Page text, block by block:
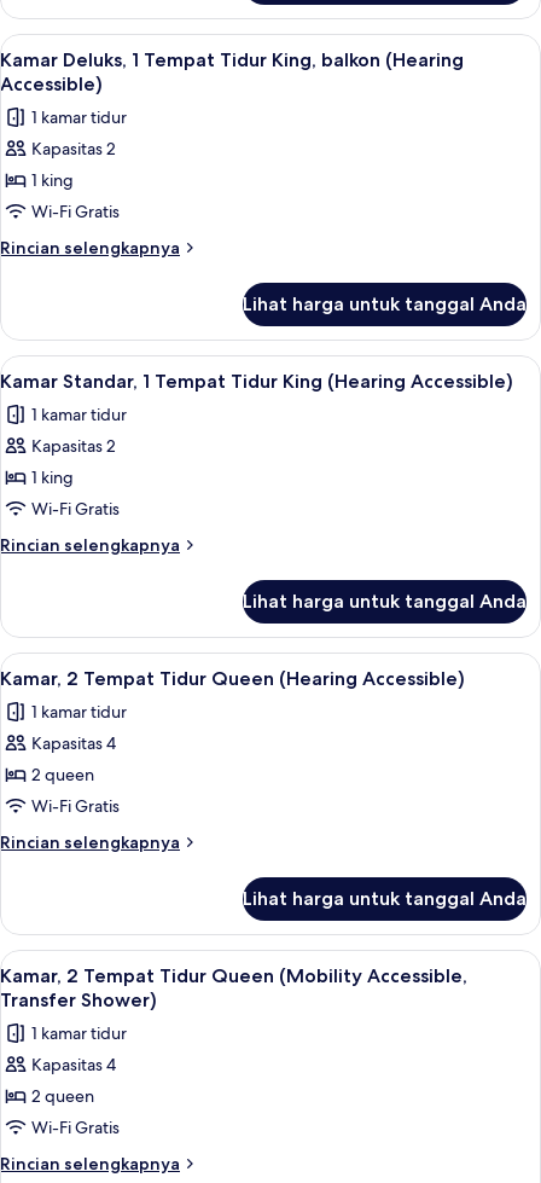
in
Shower)
Kamar
Standar,
1
Tempat
King
(Mobility
Accessible,
Roll-
in
Lihat
semua
foto
untuk
Kamar
Deluks,
1
Tempat
balkon
(Hearing
Accessible)
Seprai antialergi, bantalan ekstra
6
Kamar Deluks, 1 Tempat Tidur King, balkon (Hearing
Accessible)
1 kamar tidur
Kapasitas 2
1 king
Wi-Fi Gratis
Rincian selengkapnya
Rincian
Kamar
Deluks,
1
Tidur
King,
(Hearing
Accessible)
Lihat harga untuk tanggal Anda
Lihat
semua
foto
untuk
Kamar
Standar,
1
Tempat
King
(Hearing
Accessible)
Seprai antialergi, bantalan ekstra
7
Kamar Standar, 1 Tempat Tidur King (Hearing Accessible)
1 kamar tidur
Kapasitas 2
1 king
Wi-Fi Gratis
Rincian selengkapnya
Rincian
Kamar
Standar,
1
Tidur
King
Accessible)
Lihat harga untuk tanggal Anda
Lihat
semua
foto
untuk
Kamar,
2
Tempat
Tidur
(Hearing
Accessible)
Seprai antialergi, bantalan ekstra
5
Kamar, 2 Tempat Tidur Queen (Hearing Accessible)
1 kamar tidur
Kapasitas 4
2 queen
Wi-Fi Gratis
Rincian selengkapnya
Rincian
Kamar,
Tempat
Tidur
(Hearing
Accessible)
Lihat harga untuk tanggal Anda
Lihat
semua
foto
untuk
Kamar,
2
Tempat
Tidur
Seprai antialergi, bantalan ekstra
4
Kamar, 2 Tempat Tidur Queen (Mobility Accessible,
Transfer Shower)
1 kamar tidur
Kapasitas 4
2 queen
Wi-Fi Gratis
Rincian selengkapnya
Rincian